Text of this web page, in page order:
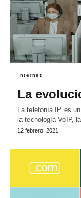
Internet
La
La telefonía IP es
la tecnología VoIP,
12 febrero, 2021